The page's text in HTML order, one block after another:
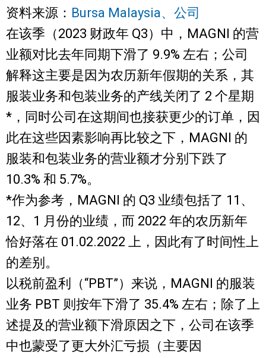
资料来源： Bursa Malaysia、公司
在该季（2023 财政年 Q3）中，MAGNI 的营
业额对比去年同期下滑了 9.9% 左右；公司
解释这主要是因为农历新年假期的关系，其
服装业务和包装业务的产线关闭了 2 个星期
*，同时公司在这期间也接获更少的订单，因
此在这些因素影响再比较之下，MAGNI 的
服装和包装业务的营业额才分别下跌了
10.3% 和 5.7%。
*作为参考，MAGNI 的 Q3 业绩包括了 11、
12、1 月份的业绩，而 2022 年的农历新年
恰好落在 01.02.2022 上，因此有了时间性上
的差别。
以税前盈利（“PBT”）来说，MAGNI 的服装
业务 PBT 则按年下滑了 35.4% 左右；除了上
述提及的营业额下滑原因之下，公司在该季
中也蒙受了更大外汇亏损（主要因